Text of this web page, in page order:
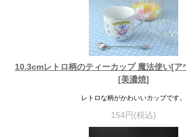
10.3cmレトロ柄のティーカップ 魔法使い[ア
[美濃焼]
レトロな柄がかわいいカップです。
154円(税込)